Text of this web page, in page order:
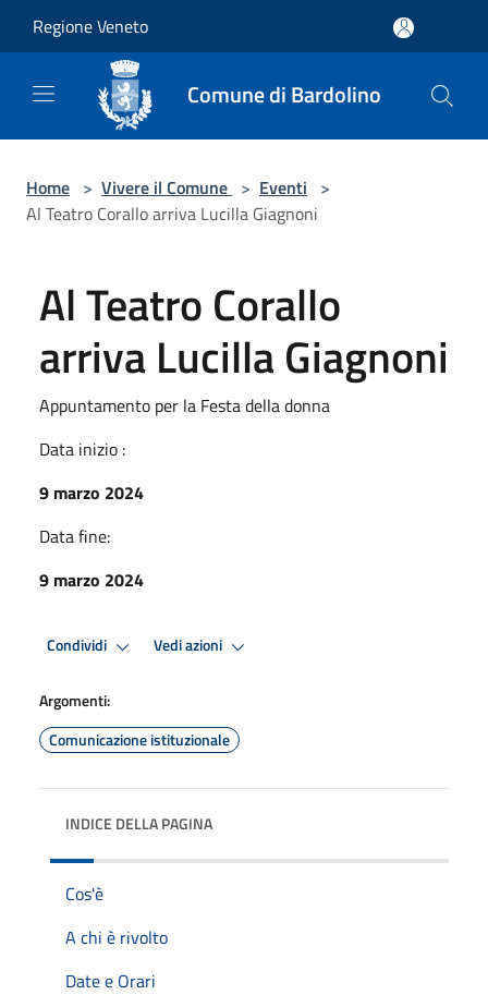
Regione Veneto
Comune di Bardolino
Home > Vivere il Comune > Eventi >
Al Teatro Corallo arriva Lucilla Giagnoni
Al Teatro Corallo
arriva Lucilla Giagnoni
Appuntamento per la Festa della donna
Data inizio :
9 marzo 2024
Data fine:
9 marzo 2024
Condividi Vedi azioni
Argomenti:
Comunicazione istituzionale
INDICE DELLA PAGINA
Cos'è
A chi è rivolto
Date e Orari